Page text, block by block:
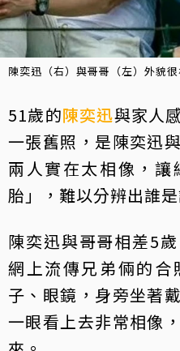
陳奕迅（右）與哥哥（左）外貌
51歲的陳奕迅與家人
一張舊照，是陳奕迅
兩人實在太相像，
胎」，難以分辨出誰是
陳奕迅與哥哥相差5
網上流傳兄弟倆的合
子、眼鏡，身旁坐著
一眼看上去非常相像